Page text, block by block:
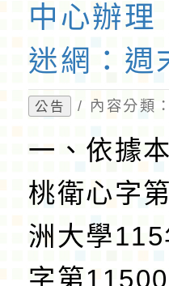
中心辦理
迷網：週
公告 / 內容分類：
一、依據
桃衛心字
洲大學
字第